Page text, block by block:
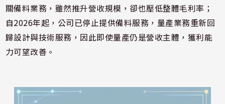
關備料業務，雖然推升營收規模，卻也壓低整體毛利率；
自2026年起，公司已停止提供備料服務，量產業務重新回
歸設計與技術服務，因此即使量產仍是營收主體，獲利能
力可望改善。